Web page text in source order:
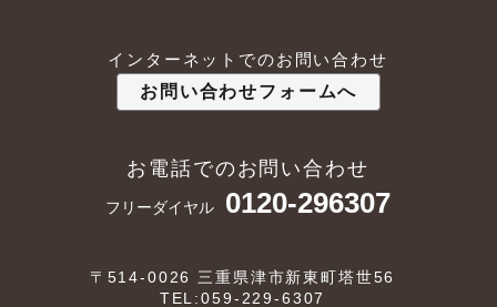
インターネットでのお問い合わせ
お問い合わせフォームへ
お電話でのお問い合わせ
フリーダイヤル 0120-296307
〒514-0026 三重県津市新東町塔世56
TEL:059-229-6307